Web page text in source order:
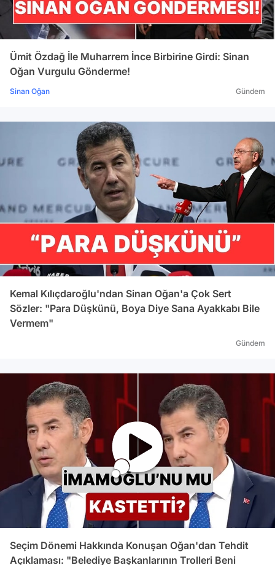
Ümit Özdağ İle Muharrem İnce Birbirine Girdi: Sinan
Oğan Vurgulu Gönderme!
Sinan Oğan Gündem
Kemal Kılıçdaroğlu'ndan Sinan Oğan'a Çok Sert
Sözler: "Para Düşkünü, Boya Diye Sana Ayakkabı Bile
Vermem"
Gündem
Seçim Dönemi Hakkında Konuşan Oğan'dan Tehdit
Açıklaması: "Belediye Başkanlarının Trolleri Beni